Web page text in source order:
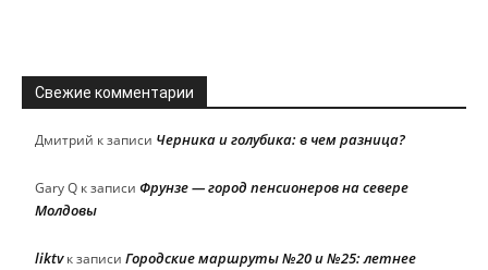
Свежие комментарии
Дмитрий к записи Черника и голубика: в чем разница?
Gary Q к записи Фрунзе — город пенсионеров на севере
Молдовы
liktvк записи Городские маршруты №20 и №25: летнее